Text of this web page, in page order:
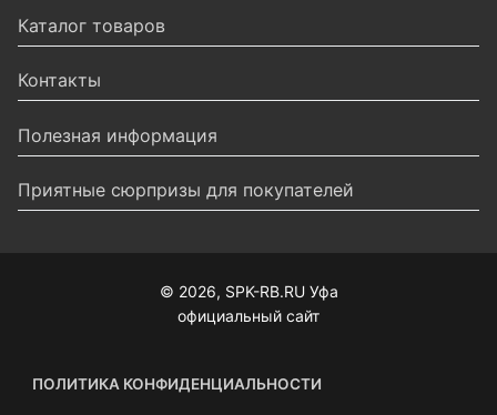
Каталог товаров
Контакты
Полезная информация
Приятные сюрпризы для покупателей
© 2026, SPK-RB.RU Уфа
официальный сайт
ПОЛИТИКА КОНФИДЕНЦИАЛЬНОСТИ